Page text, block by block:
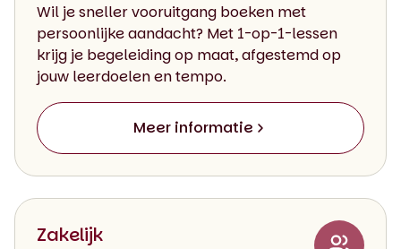
Wil je sneller vooruitgang boeken met
persoonlijke aandacht? Met 1-op-1-lessen
krijg je begeleiding op maat, afgestemd op
jouw leerdoelen en tempo.
Meer informatie
Zakelijk